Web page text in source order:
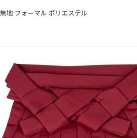
地 フォーマル ポリエステル